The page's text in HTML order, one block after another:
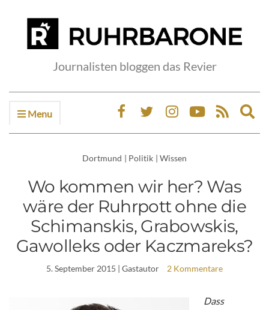
Journalisten bloggen das Revier
Menu
Dortmund | Politik | Wissen
Wo kommen wir her? Was
wäre der Ruhrpott ohne die
Schimanskis, Grabowskis,
Gawolleks oder Kaczmareks?
5. September 2015 | Gastautor 2 Kommentare
Dass